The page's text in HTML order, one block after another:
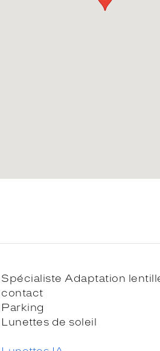
Spécialiste Adaptation
contact
Parking
Lunettes de soleil